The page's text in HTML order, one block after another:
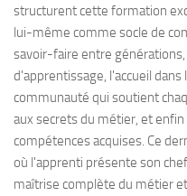
structurent cette formation
lui-même comme socle de
savoir-faire entre
d'apprentissage, l'accueil
communauté qui soutient
aux secrets du métier, et
compétences acquises. Ce
où l'apprenti présente son
maîtrise complète du métier